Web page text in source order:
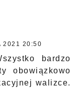
2021 20:50
bardzo
obowiązkowo
walizce.